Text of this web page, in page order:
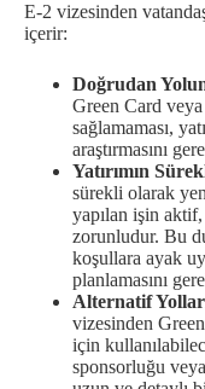
E-2 vizesinden
içerir:
Doğrudan
Green Card
sağlamaması,
araştırmasını
Yatırımın
sürekli olarak
yapılan işin
zorunludur. Bu
koşullara ayak
planlamasını
Alternatif
vizesinden
için
sponsorluğu